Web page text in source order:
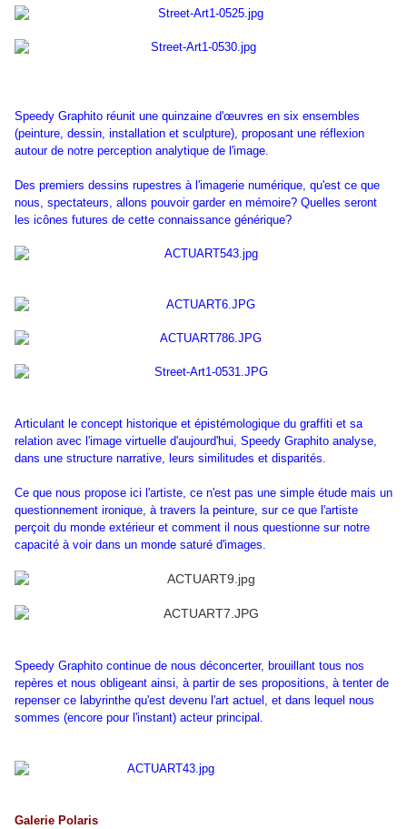
Speedy Graphito réunit une quinzaine d'œuvres en six ensembles
(peinture, dessin, installation et sculpture), proposant une réflexion
autour de notre perception analytique de l'image.
Des premiers dessins rupestres à l'imagerie numérique, qu'est ce que
nous, spectateurs, allons pouvoir garder en mémoire? Quelles seront
les icônes futures de cette connaissance générique?
Articulant le concept historique et épistémologique du graffiti et sa
relation avec l'image virtuelle d'aujourd'hui, Speedy Graphito analyse,
dans une structure narrative, leurs similitudes et disparités.
Ce que nous propose ici l'artiste, ce n'est pas une simple étude mais un
questionnement ironique, à travers la peinture, sur ce que l'artiste
perçoit du monde extérieur et comment il nous questionne sur notre
capacité à voir dans un monde saturé d'images.
Speedy Graphito continue de nous déconcerter, brouillant tous nos
repères et nous obligeant ainsi, à partir de ses propositions, à tenter de
repenser ce labyrinthe qu'est devenu l'art actuel, et dans lequel nous
sommes (encore pour l'instant) acteur principal.
Galerie Polaris